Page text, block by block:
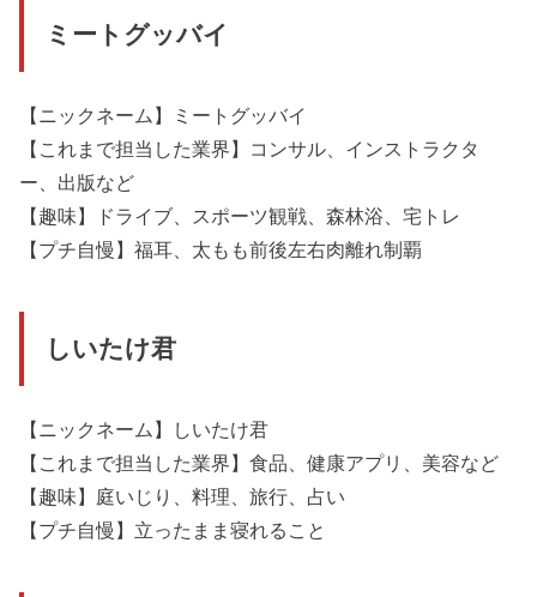
ミートグッバイ
【ニックネーム】ミートグッバイ
【これまで担当した業界】コンサル、インストラクタ
ー、出版など
【趣味】ドライブ、スポーツ観戦、森林浴、宅トレ
【プチ自慢】福耳、太もも前後左右肉離れ制覇
しいたけ君
【ニックネーム】しいたけ君
【これまで担当した業界】食品、健康アプリ、美容など
【趣味】庭いじり、料理、旅行、占い
【プチ自慢】立ったまま寝れること